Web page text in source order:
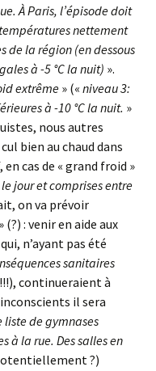
À Paris, l’épisode doit
nettement
de la région (en dessous
à -5 °C la nuit) ».
extrême » (« niveau 3:
à -10 °C la nuit. »
nous autres
bien au chaud dans
cas de « grand froid »
jour et comprises entre
on va prévoir
» (?) : venir en aide aux
n’ayant pas été
sanitaires
continueraient à
il sera
liste de gymnases
à la rue. Des salles en
?)